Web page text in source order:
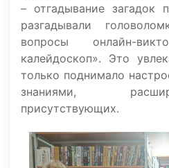
– отгадывание
разгадывали
вопросы онлайн-
калейдоскоп». Это
только поднимало
знаниями,
присутствующих.